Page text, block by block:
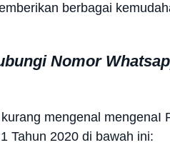
berbagai
Nomor
mengenal mengenaI
Tahun 2020 di bawah ini: